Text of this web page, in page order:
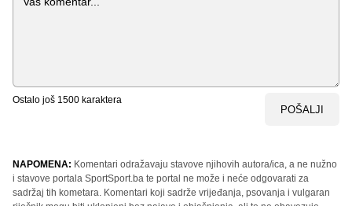
Ostalo još 1500 karaktera
POŠALJI
NAPOMENA: Komentari odražavaju stavove njihovih autora/ica, a ne nužno
i stavove portala SportSport.ba te portal ne može i neće odgovarati za
sadržaj tih kometara. Komentari koji sadrže vrijeđanja, psovanja i vulgaran